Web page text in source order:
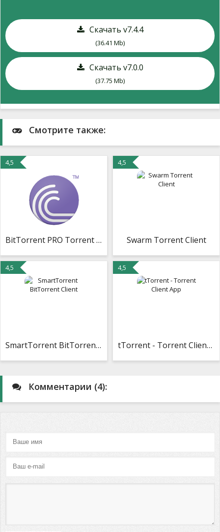
Скачать v7.4.4
(36.41 Mb)
Скачать v7.0.0
(37.75 Mb)
Смотрите также:
4,5
BitTorrent PRO Torrent App
4,5
Swarm Torrent Client
4,5
SmartTorrent BitTorrent Client
4,5
tTorrent - Torrent Client App
Комментарии (4):